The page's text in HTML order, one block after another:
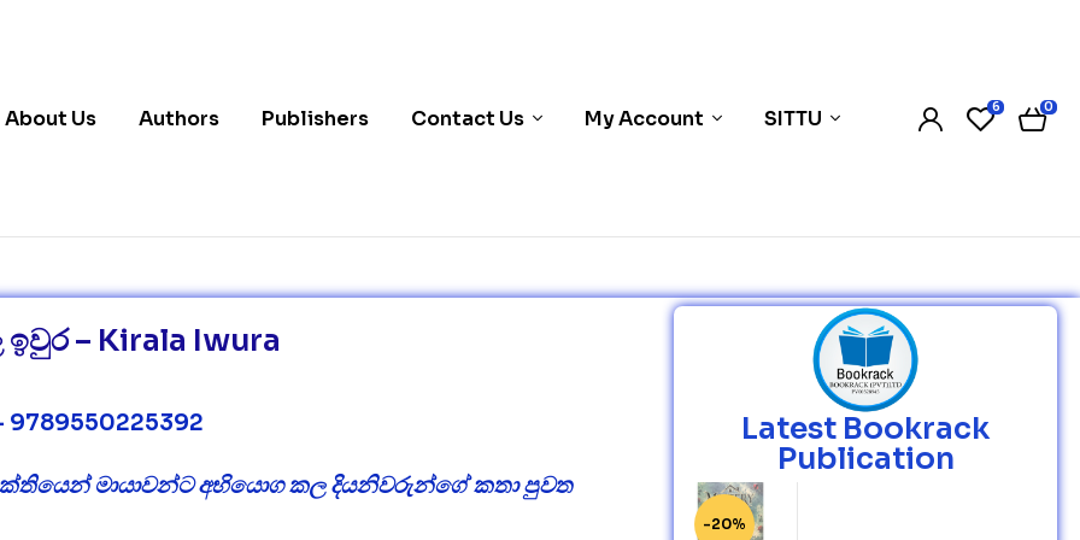
About Us Authors Publishers Contact Us My Account SITTU 6 0
– Kirala Iwura
9789550225392
මායාවන්ට අභියොග කල දියනිවරුන්ගේ කතා පුවත
Latest Bookrack
Publication
-20%